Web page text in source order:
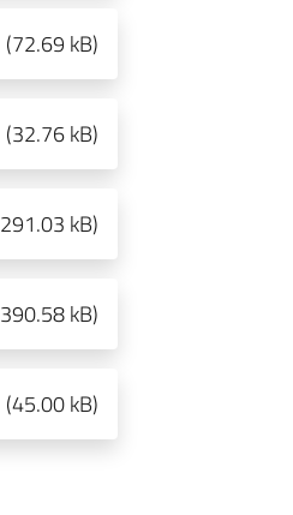
(72.69 kB)
(32.76 kB)
291.03 kB)
390.58 kB)
(45.00 kB)